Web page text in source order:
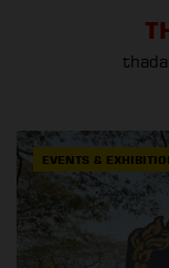
EVENTS &